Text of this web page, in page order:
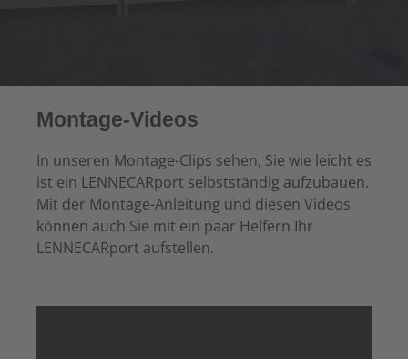
Montage-Videos
In unseren Montage-Clips sehen, Sie wie leicht es
ist ein LENNECARport selbstständig aufzubauen.
Mit der Montage-Anleitung und diesen Videos
können auch Sie mit ein paar Helfern Ihr
LENNECARport aufstellen.